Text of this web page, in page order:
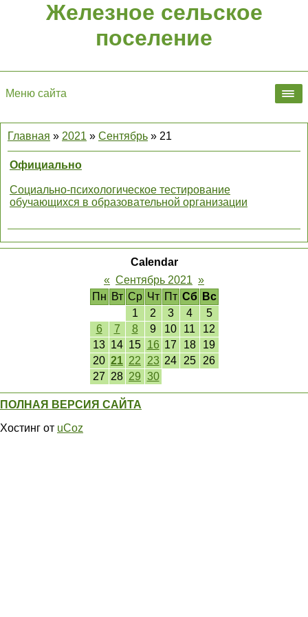
Железное сельское
поселение
Меню сайта
Главная » 2021 » Сентябрь » 21
Официально
Социально-психологическое тестирование
обучающихся в образовательной организации
Calendar
« Сентябрь 2021 »
Пн Вт Ср Чт Пт Сб
Вс
1
2 3 4
5
6
7 8 9 10 11
12
13 14 15 16 17 18
19
20 21 22 23 24 25
26
27 28 29 30
ПОЛНАЯ ВЕРСИЯ САЙТА
Хостинг от uCoz